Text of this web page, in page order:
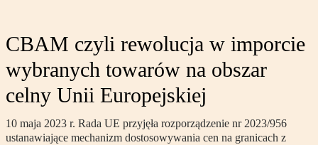
CBAM czyli rewolucja w imporcie
wybranych towarów na obszar
celny Unii Europejskiej
10 maja 2023 r. Rada UE przyjęła rozporządzenie nr 2023/956
ustanawiające mechanizm dostosowywania cen na granicach z